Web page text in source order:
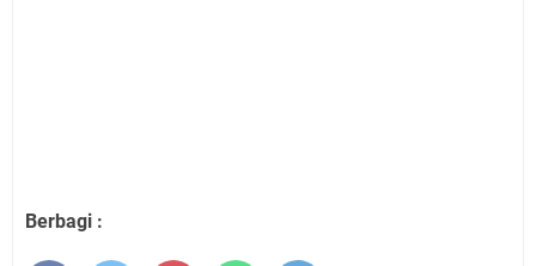
Berbagi :